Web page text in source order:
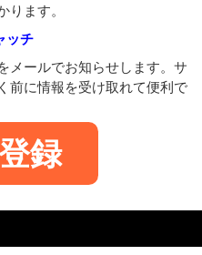
ります。
ッチ
メールでお知らせします。サ
前に情報を受け取れて便利で
録